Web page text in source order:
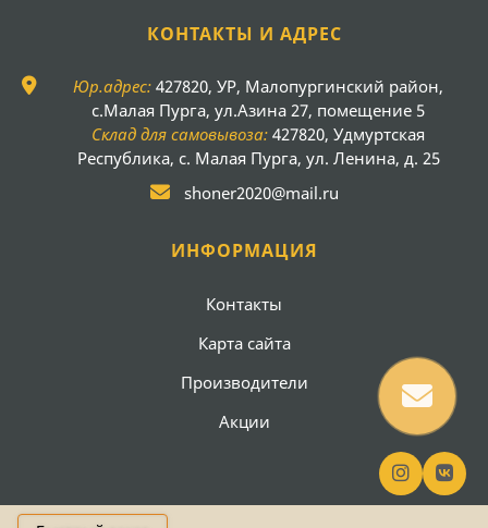
КОНТАКТЫ И АДРЕС
Юр.адрес: 427820, УР, Малопургинский район,
с.Малая Пурга, ул.Азина 27, помещение 5
Склад для самовывоза: 427820, Удмуртская
Республика, с. Малая Пурга, ул. Ленина, д. 25
shoner2020@mail.ru
ИНФОРМАЦИЯ
Контакты
Карта сайта
Производители
Акции